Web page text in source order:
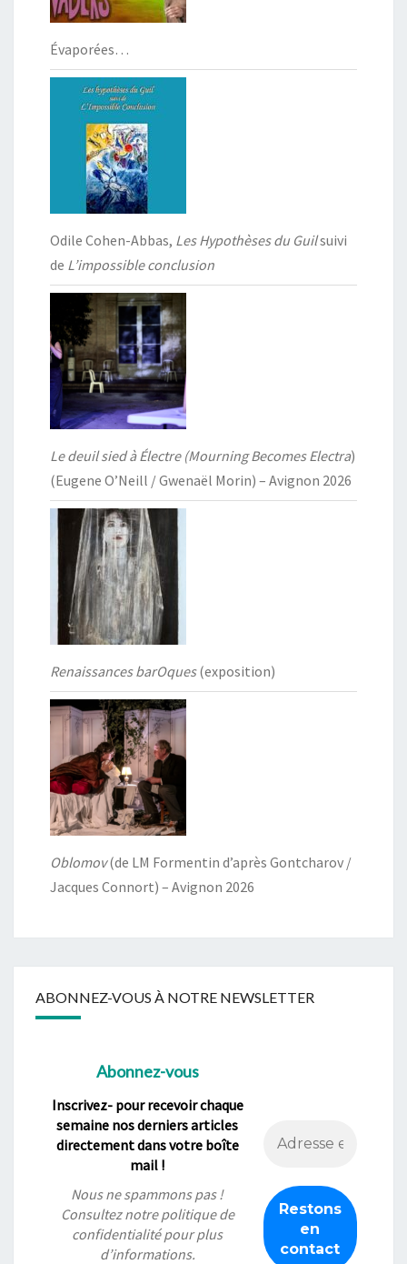
Évaporées…
Odile Cohen-Abbas, Les Hypothèses du Guilsuivi
de L’impossible conclusion
Le deuil sied à Électre (Mourning Becomes Electra)
(Eugene O’Neill / Gwenaël Morin) – Avignon 2026
Renaissances barOques(exposition)
Oblomov(de LM Formentin d’après Gontcharov /
Jacques Connort) – Avignon 2026
ABONNEZ-VOUS À NOTRE NEWSLETTER
Abonnez-vous
Inscrivez- pour recevoir chaque
semaine nos derniers articles
directement dans votre boîte
mail !
Nous ne spammons pas !
Consultez notrepolitique de
confidentialitépour plus
d’informations.